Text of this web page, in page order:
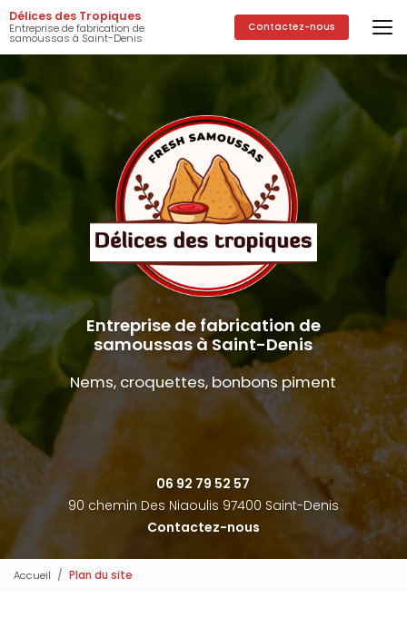
Aller
au
contenu
principal
Délices des Tropiques
Entreprise de fabrication de
samoussas à Saint-Denis
Contactez-nous
Entreprise de fabrication de
samoussas à Saint-Denis
Nems, croquettes, bonbons piment
06 92 79 52 57
90 chemin Des Niaoulis 97400 Saint-Denis
Contactez-nous
Accueil Plan du site